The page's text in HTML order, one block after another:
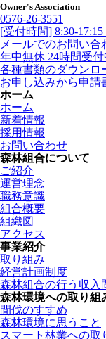
Owner's Association
0576-26-3551
[受付時間] 8:30-17:15
メールでのお問い合
年中無休 24時間受付
各種書類のダウンロ
お申し込みから申請
ホーム
ホーム
新着情報
採用情報
お問い合わせ
森林組合について
ご紹介
運営理念
職務意識
組合概要
組織図
アクセス
事業紹介
取り組み
経営計画制度
森林組合の行う収入
森林環境への取り組
間伐のすすめ
森林環境に思うこと
スマート林業への取